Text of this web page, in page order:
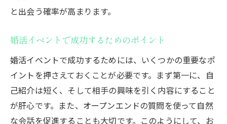
と出会う確率が高まります。
婚活イベントで成功するためのポイント
婚活イベントで成功するためには、いくつかの重要なポ
イントを押さえておくことが必要です。まず第一に、自
己紹介は短く、そして相手の興味を引く内容にすること
が肝心です。また、オープンエンドの質問を使って自然
な会話を促進することも大切です。このようにして、お